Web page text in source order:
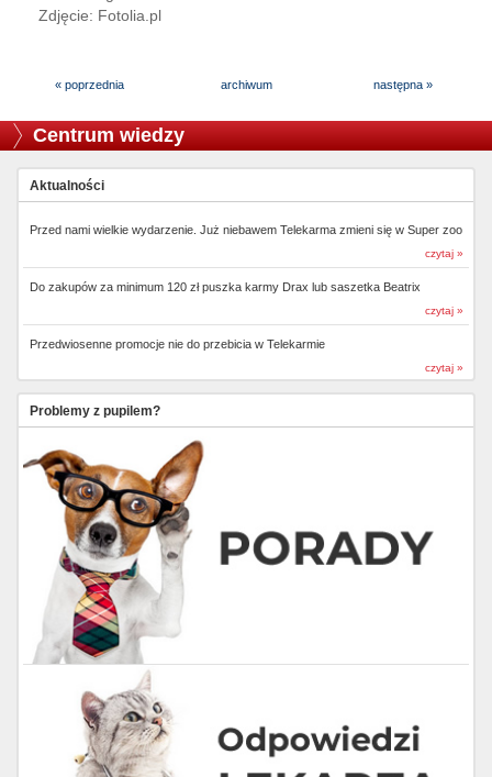
Zdjęcie: Fotolia.pl
« poprzednia archiwum następna »
Centrum wiedzy
Aktualności
Przed nami wielkie wydarzenie. Już niebawem Telekarma zmieni się w Super zoo
czytaj »
Do zakupów za minimum 120 zł puszka karmy Drax lub saszetka Beatrix
czytaj »
Przedwiosenne promocje nie do przebicia w Telekarmie
czytaj »
Problemy z pupilem?